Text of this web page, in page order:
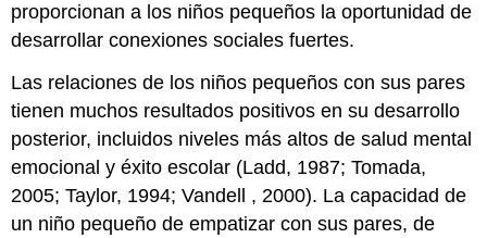
proporcionan a los niños pequeños la oportunidad de
desarrollar conexiones sociales fuertes.
Las relaciones de los niños pequeños con sus pares
tienen muchos resultados positivos en su desarrollo
posterior, incluidos niveles más altos de salud mental
emocional y éxito escolar (Ladd, 1987; Tomada,
2005; Taylor, 1994; Vandell , 2000). La capacidad de
un niño pequeño de empatizar con sus pares, de